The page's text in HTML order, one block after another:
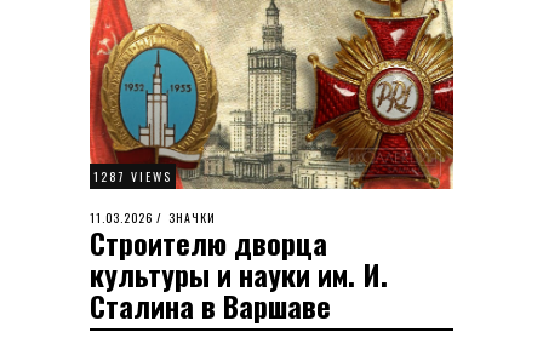
1287 VIEWS
POSTED
ON
11.03.2026 11.03.2026
ЗНАЧКИ
Строителю дворца
культуры и науки им. И.
Сталина в Варшаве